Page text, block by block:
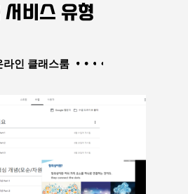
서비스 유형
라인 클래스룸